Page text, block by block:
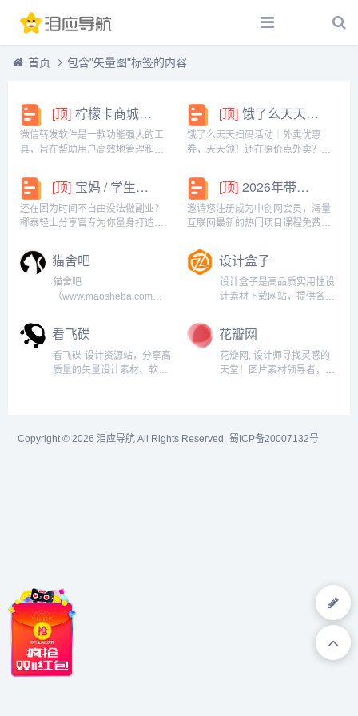
首页 包含"矢量图"标签的内容
[顶] 柠檬卡商城24h自动发卡平台虚拟商品激活码自助购买商城
微信转发软件是一款功能强大的工
具，旨在帮助用户高效地管理和操
能，包括一键转发、朋友圈转发和
微信抢红包等。一键转发软件使得
用户可以轻松地将消息、图片或其
他内容快速转发给多个...
[顶] 饿了么天天扫码活动｜外卖优惠券，天天领！
饿了么天天扫码活动｜外卖优惠
券，天天领！还在原价点外卖？你
码活动」，用微信扫一扫，就能领
外卖专属优惠券，先领券再下单，
省钱更划算！优惠覆盖全场景早餐
汉堡、午餐快餐、晚餐炸...
[顶] 宝妈 / 学生党看过来！椰泰轻上分享官，时间自由，在家也能赚
还在因为时间不自由没法做副业？
椰泰轻上分享官专为你量身打造！
是想赚生活费的学生党，都能在这
里找到适合自己的增收方式。成为
分享官，你可以自由安排时间：带
娃间隙、下课碎片、睡...
[顶] 2026年带你闷声赚大钱，轻松月赚1000+
邀请您注册成为中创网会员，海量
互联网最新的热门项目课程免费学
CPA，CPS，虚拟资源，各类爆粉
赚钱攻略，国内外最新赚钱项目，
都在中创网，快来学习吧！注册中
创网（赚现金）h...
猫舍吧
猫舍吧
（www.maosheba.com）-
素材下载的网站！是给予开
发者源码与教程的网站！提
供网站源码，css,网站美化,
主题美化教程的资源网。提
设计盒子
设计盒子是高品质实用性设
计素材下载网站，提供各类
片、psd素材、png图片
等，同时还涵盖简笔画、字
体设计、PPT设计、淘宝设
计、影楼素材等平面设计领
看飞碟
看飞碟-设计资源站，分享高
质量的矢量设计素材、软件
地。...
花瓣网
花瓣网, 设计师寻找灵感的
天堂！图片素材领导者，帮
网提供多款电脑主题、桌面
Copyright © 2026 泪应导航 All Rights Reserved. 蜀ICP备20007132号